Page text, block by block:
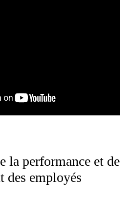
la performance et de
des employés